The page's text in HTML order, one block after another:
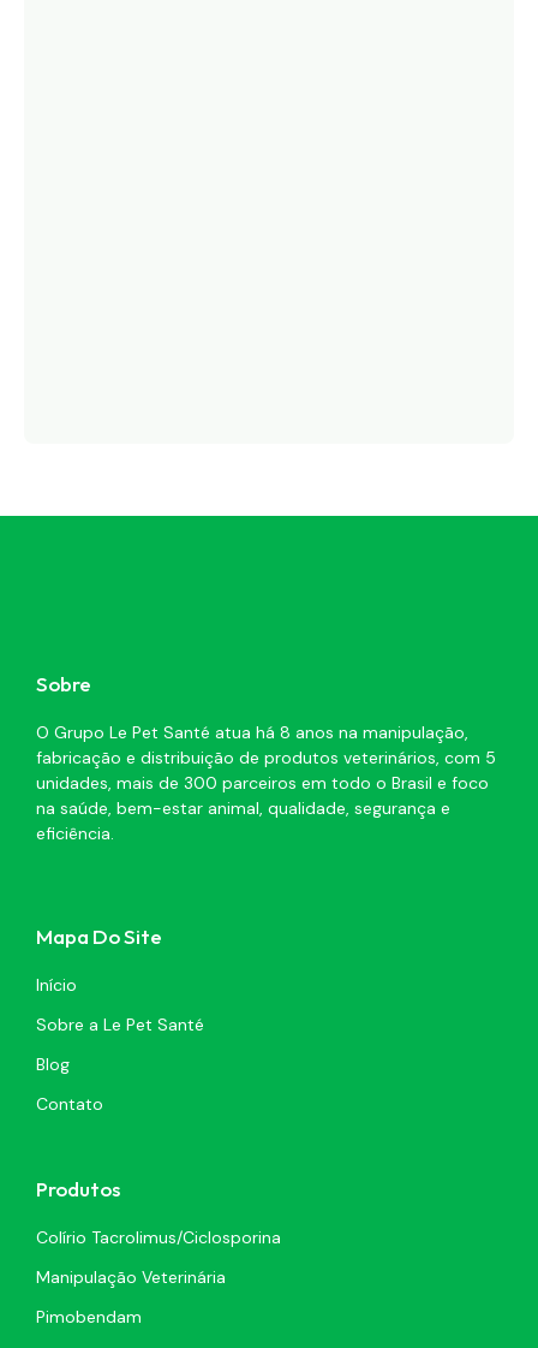
Sobre
O Grupo Le Pet Santé atua há 8 anos na manipulação,
fabricação e distribuição de produtos veterinários, com 5
unidades, mais de 300 parceiros em todo o Brasil e foco
na saúde, bem-estar animal, qualidade, segurança e
eficiência.
Mapa Do Site
Início
Sobre a Le Pet Santé
Blog
Contato
Produtos
Colírio Tacrolimus/Ciclosporina
Manipulação Veterinária
Pimobendam